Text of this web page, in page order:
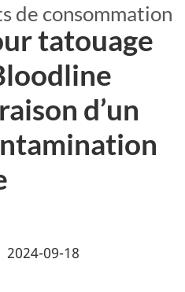
de consommation
tatouage
d’un
2024-09-18